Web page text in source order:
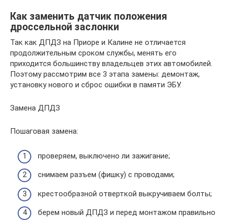
Как заменить датчик положения
дроссельной заслонки
Так как ДПДЗ на Приоре и Калине не отличается
продолжительным сроком службы, менять его
приходится большинству владельцев этих автомобилей.
Поэтому рассмотрим все 3 этапа замены: демонтаж,
установку нового и сброс ошибки в памяти ЭБУ.
Замена ДПДЗ
Пошаговая замена:
проверяем, выключено ли зажигание;
снимаем разъем (фишку) с проводами;
крестообразной отверткой выкручиваем болты;
берем новый ДПДЗ и перед монтажом правильно